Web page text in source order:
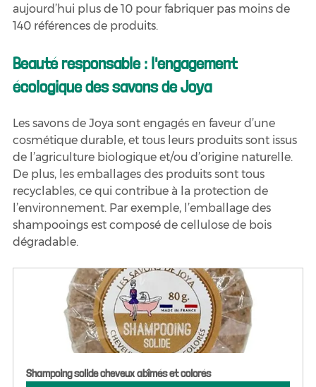
aujourd’hui plus de 10 pour fabriquer pas moins de
140 références de produits.
Beauté responsable : l'engagement
écologique des savons de Joya
Les savons de Joya sont engagés en faveur d’une
cosmétique durable, et tous leurs produits sont issus
de l’agriculture biologique et/ou d’origine naturelle.
De plus, les emballages des produits sont tous
recyclables, ce qui contribue à la protection de
l’environnement. Par exemple, l’emballage des
shampooings est composé de cellulose de bois
dégradable.
Shampoing solide cheveux abîmés et colorés